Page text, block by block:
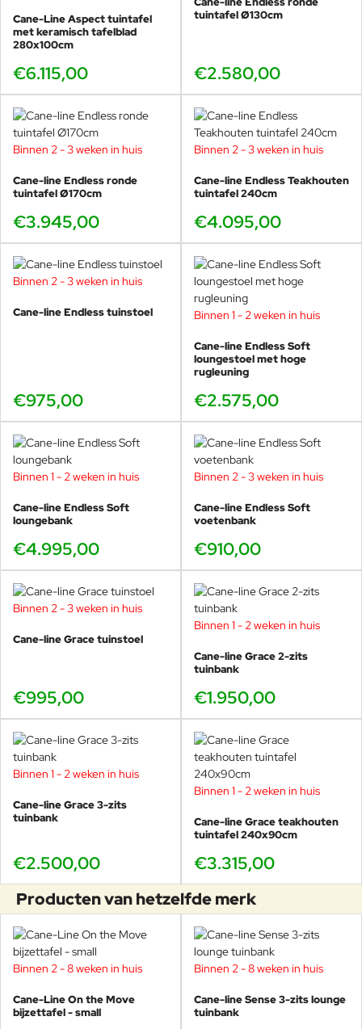
Cane-Line Aspect tuintafel
met keramisch tafelblad
280x100cm
€6.115,00
tuintafel Ø130cm
€2.580,00
Binnen 2 - 3 weken in huis
Cane-line Endless ronde
tuintafel Ø170cm
€3.945,00
Binnen 2 - 3 weken in huis
Cane-line Endless Teakhouten
tuintafel 240cm
€4.095,00
Binnen 2 - 3 weken in huis
Cane-line Endless tuinstoel
€975,00
Binnen 1 - 2 weken in huis
Cane-line Endless Soft
loungestoel met hoge
rugleuning
€2.575,00
Binnen 1 - 2 weken in huis
Cane-line Endless Soft
loungebank
€4.995,00
Binnen 2 - 3 weken in huis
Cane-line Endless Soft
voetenbank
€910,00
Binnen 2 - 3 weken in huis
Cane-line Grace tuinstoel
€995,00
Binnen 1 - 2 weken in huis
Cane-line Grace 2-zits
tuinbank
€1.950,00
Binnen 1 - 2 weken in huis
Cane-line Grace 3-zits
tuinbank
€2.500,00
Binnen 1 - 2 weken in huis
Cane-line Grace teakhouten
tuintafel 240x90cm
€3.315,00
Producten van hetzelfde merk
Binnen 2 - 8 weken in huis
Cane-Line On the Move
bijzettafel - small
Binnen 2 - 8 weken in huis
Cane-line Sense 3-zits lounge
tuinbank